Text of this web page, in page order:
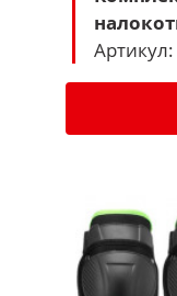
Артикул: